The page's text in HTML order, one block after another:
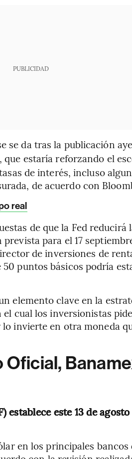
PUBLICIDAD
se da tras la publicación
que estaría reforzando el
de interés, incluso
de acuerdo con
real
de que la Fed reducirá
para el 17
de inversiones de
puntos básicos podría
elemento clave en la
el cual los inversionistas
invierte en otra moneda
establece este 13 de
en los principales bancos